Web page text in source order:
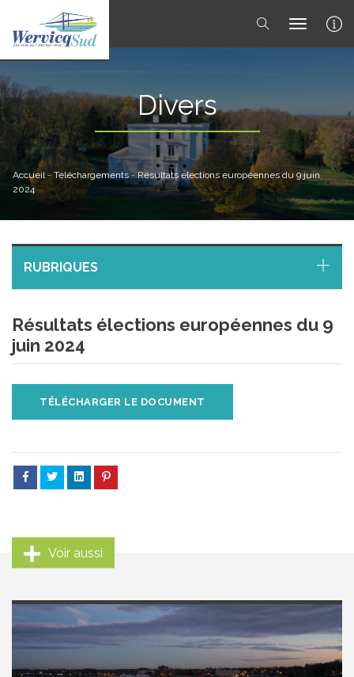
toggle
Divers
Accueil - Téléchargements - Résultats élections européennes du 9 juin
2024
Résultats élections européennes du 9
juin 2024
TÉLÉCHARGER LE DOCUMENT
RUBRIQUES
Voir aussi